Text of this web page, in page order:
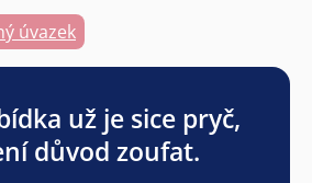
úvazek
už je sice pryč,
důvod zoufat.